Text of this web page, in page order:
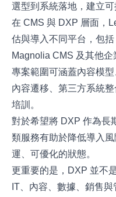
選型到系統落地，建立可
在 CMS 與 DXP 層面，
估與導入不同平台，包
Magnolia CMS 及其他企
專案範圍可涵蓋內容模
內容遷移、第三方系統
培訓。
對於希望將 DXP 作為長
類服務有助於降低導入
運、可優化的狀態。
更重要的是，DXP 並不
IT、內容、數據、銷售